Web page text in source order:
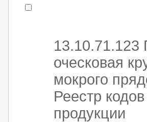
13.10.71.123
оческовая
мокрого
Реестр кодов
продукции